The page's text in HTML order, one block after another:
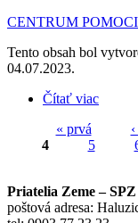
CENTRUM
Tento obsah bol
04.07.2023.
Čítať viac
Stránky
« prvá
4
5
Priatelia Zeme – SPZ
poštová adresa: